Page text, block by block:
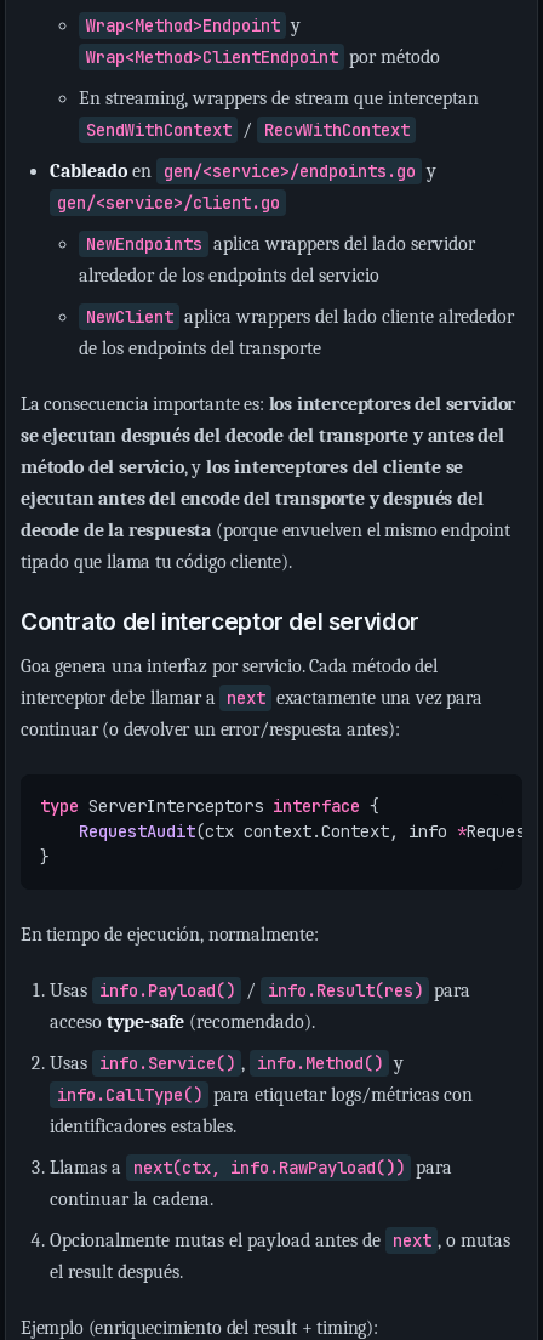
Wrap<Method>Endpoint y
Wrap<Method>ClientEndpoint por método
En streaming, wrappers de stream que interceptan
SendWithContext
/
RecvWithContext
Cableado en gen/<service>/endpoints.go y
gen/<service>/client.go
NewEndpoints aplica wrappers del lado servidor
alrededor de los endpoints del servicio
NewClient aplica wrappers del lado cliente alrededor
de los endpoints del transporte
La consecuencia importante es: los interceptores del servidor
se ejecutan después del decode del transporte y antes del
método del servicio, y los interceptores del cliente se
ejecutan antes del encode del transporte y después del
decode de la respuesta (porque envuelven el mismo endpoint
tipado que llama tu código cliente).
Contrato del interceptor del servidor
Goa genera una interfaz por servicio. Cada método del
interceptor debe llamar a
next exactamente una vez para
continuar (o devolver un error/respuesta antes):
type ServerInterceptors interface {
RequestAudit(ctx context.Context, info *
}
En tiempo de ejecución, normalmente:
Usas info.Payload() / info.Result(res) para
acceso type-safe (recomendado).
Usas
info.Service() , info.Method() y
info.CallType() para etiquetar logs/métricas con
identificadores estables.
Llamas a
next(ctx, info.RawPayload()) para
continuar la cadena.
Opcionalmente mutas el payload antes de
next , o mutas
el result después.
Ejemplo (enriquecimiento del result + timing):